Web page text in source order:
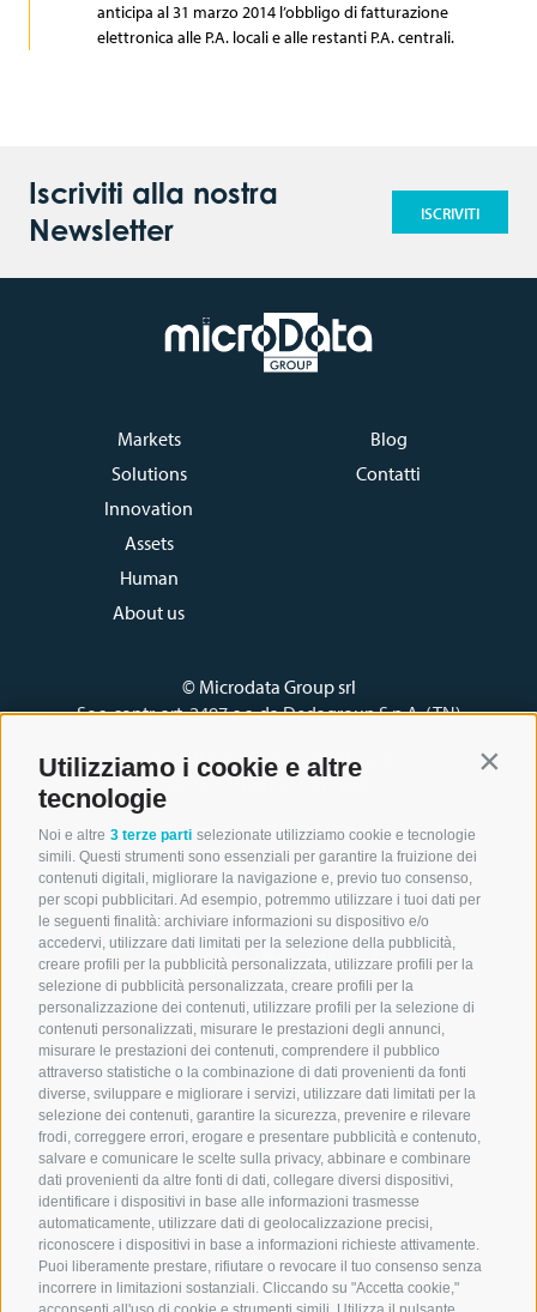
Utilizziamo i cookie e altre
tecnologie
Noi e altre 3 terze parti selezionate utilizziamo cookie e tecnologie
simili. Questi strumenti sono essenziali per garantire la fruizione dei
contenuti digitali, migliorare la navigazione e, previo tuo consenso,
per scopi pubblicitari. Ad esempio, potremmo utilizzare i tuoi dati per
le seguenti finalità: archiviare informazioni su dispositivo e/o
accedervi, utilizzare dati limitati per la selezione della pubblicità,
creare profili per la pubblicità personalizzata, utilizzare profili per la
selezione di pubblicità personalizzata, creare profili per la
personalizzazione dei contenuti, utilizzare profili per la selezione di
contenuti personalizzati, misurare le prestazioni degli annunci,
misurare le prestazioni dei contenuti, comprendere il pubblico
attraverso statistiche o la combinazione di dati provenienti da fonti
diverse, sviluppare e migliorare i servizi, utilizzare dati limitati per la
selezione dei contenuti, garantire la sicurezza, prevenire e rilevare
frodi, correggere errori, erogare e presentare pubblicità e contenuto,
salvare e comunicare le scelte sulla privacy, abbinare e combinare
dati provenienti da altre fonti di dati, collegare diversi dispositivi,
identificare i dispositivi in base alle informazioni trasmesse
automaticamente, utilizzare dati di geolocalizzazione precisi,
riconoscere i dispositivi in base a informazioni richieste attivamente.
Puoi liberamente prestare, rifiutare o revocare il tuo consenso senza
incorrere in limitazioni sostanziali. Cliccando su "Accetta cookie,"
anticipa al 31 marzo 2014 l’obbligo di fatturazione
elettronica alle P.A. locali e alle restanti P.A. centrali.
Iscriviti alla nostra
Newsletter
ISCRIVITI
Markets
Solutions
Innovation
Assets
Human
About us
Blog
Contatti
© Microdata Group srl
Soc. contr. art. 2497 c.c. da Dedagroup S.p.A. (TN)
Via dell’Innovazione Digitale, 3
Tel. +39 0372.80.51.00
P.IVA 04623280965
Gestione preferenze Cookie
Privacy Policy
Cookie Policy
Copyright & Disclaimer
Whistleblowing policy
Credits
Follow us